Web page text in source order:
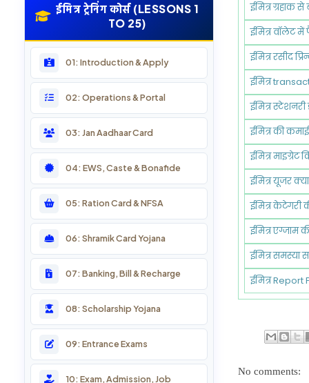
ईमित्र ग्रहाक
ईमित्र वॉलेट
ईमित्र रसीद
ईमित्र
ईमित्र
ईमित्र की
ईमित्र
ईमित्र यूजर
ईमित्र केटेगरी
ईमित्र एग्जाम
ईमित्र समस्या
ईमित्र Report
No comments:
ईमित्र ट्रेनिंग कोर्स (LESSONS 1
TO 25)
01: Introduction & Apply
02: Operations & Portal
03: Jan Aadhaar Card
04: EWS, Caste & Bonafide
05: Ration Card & NFSA
06: Shramik Card Yojana
07: Banking, Bill & Recharge
08: Scholarship Yojana
09: Entrance Exams
10: Exam, Admission, Job